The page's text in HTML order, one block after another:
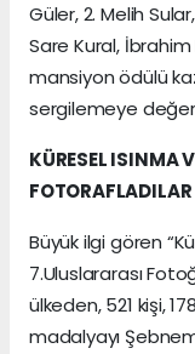
Güler, 2. Melih
Sare Kural,
mansiyon ödülü
sergilemeye
KÜRESEL ISINMA
FOTORAFLADILAR
Büyük ilgi gören
7.Uluslararası
ülkeden, 521 kişi,
madalyayı